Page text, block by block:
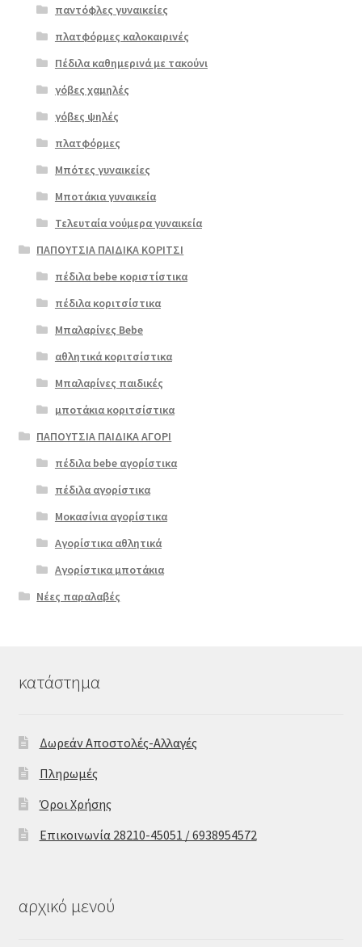
γή
παντόφλες γυναικείες
πλατφόρμες καλοκαιρινές
Πέδιλα καθημερινά με τακούνι
γόβες χαμηλές
γόβες ψηλές
πλατφόρμες
Μπότες γυναικείες
Μποτάκια γυναικεία
Τελευταία νούμερα γυναικεία
ΠΑΠΟΥΤΣΙΑ ΠΑΙΔΙΚΑ ΚΟΡΙΤΣΙ
πέδιλα bebe κοριστίστικα
πέδιλα κοριτσίστικα
Μπαλαρίνες Bebe
αθλητικά κοριτσίστικα
Μπαλαρίνες παιδικές
μποτάκια κοριτσίστικα
ΠΑΠΟΥΤΣΙΑ ΠΑΙΔΙΚΑ ΑΓΟΡΙ
πέδιλα bebe αγορίστικα
πέδιλα αγορίστικα
Μοκασίνια αγορίστικα
Αγορίστικα αθλητικά
Αγορίστικα μποτάκια
Νέες παραλαβές
κατάστημα
Δωρεάν Αποστολές-Αλλαγές
Πληρωμές
Όροι Χρήσης
Επικοινωνία 28210-45051 / 6938954572
αρχικό μενού